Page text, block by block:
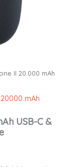
II 20.000 mAh
mAh
USB-C &